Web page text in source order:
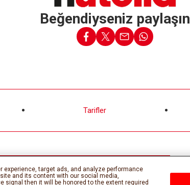
Beğendiyseniz paylaşın
Tarifler
target ads, and analyze performance
and its content with our social media,
signal then it will be honored to the extent required